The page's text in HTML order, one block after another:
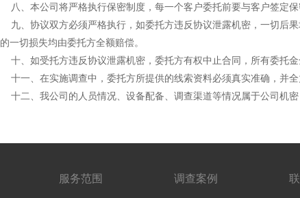
八、本公司将严格执行保密制度，每一个客户委托前要与客户签定保
九、协议双方必须严格执行，如委托方违反协议泄露机密，一切后
的一切损失均由委托方全额赔偿。
十、如受托方违反协议泄露机密，委托方有权中止合同，所有委托
十一、在实施调查中，委托方所提供的线索资料必须真实准确，并全
十二、我公司的人员情况、设备配备、调查渠道等情况属于公司机
服务范围 调查案例